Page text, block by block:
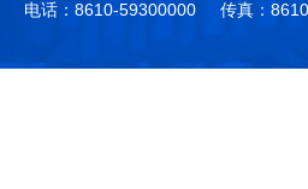
电话：8610-59300000
传真：